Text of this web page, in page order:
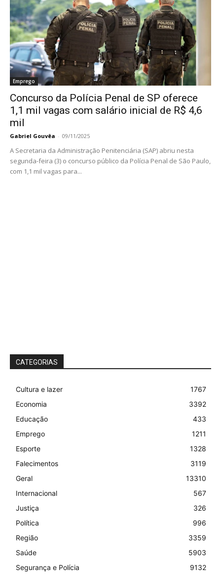
Emprego
Concurso da Polícia Penal de SP oferece
1,1 mil vagas com salário inicial de R$ 4,6
mil
Gabriel Gouvêa - 09/11/2025
A Secretaria da Administração Penitenciária (SAP) abriu nesta
segunda-feira (3) o concurso público da Polícia Penal de São Paulo,
com 1,1 mil vagas para...
CATEGORIAS
Cultura e lazer
1767
Economia
3392
Educação
433
Emprego
1211
Esporte
1328
Falecimentos
3119
Geral
13310
Internacional
567
Justiça
326
Política
996
Região
3359
Saúde
5903
Segurança e Polícia
9132